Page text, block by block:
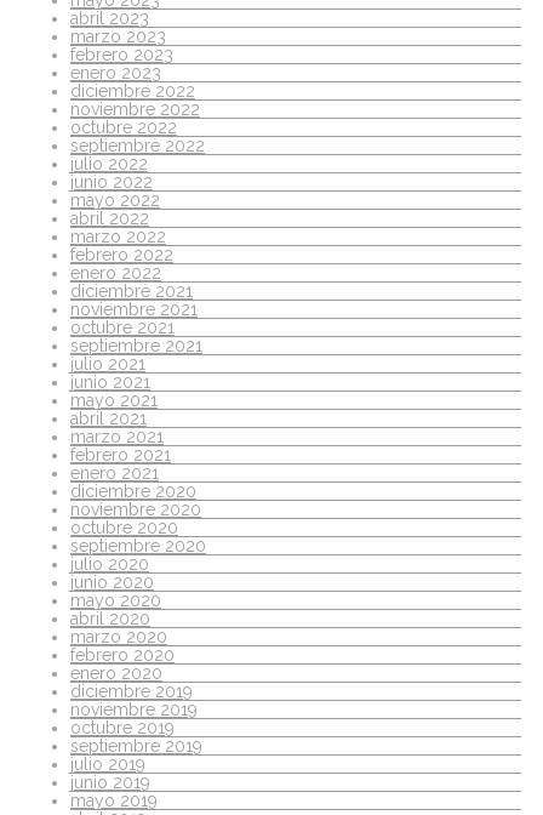
abril 2023
marzo 2023
febrero 2023
enero 2023
diciembre 2022
noviembre 2022
octubre 2022
septiembre 2022
julio 2022
junio 2022
mayo 2022
abril 2022
marzo 2022
febrero 2022
enero 2022
diciembre 2021
noviembre 2021
octubre 2021
septiembre 2021
julio 2021
junio 2021
mayo 2021
abril 2021
marzo 2021
febrero 2021
enero 2021
diciembre 2020
noviembre 2020
octubre 2020
septiembre 2020
julio 2020
junio 2020
mayo 2020
abril 2020
marzo 2020
febrero 2020
enero 2020
diciembre 2019
noviembre 2019
octubre 2019
septiembre 2019
julio 2019
junio 2019
mayo 2019